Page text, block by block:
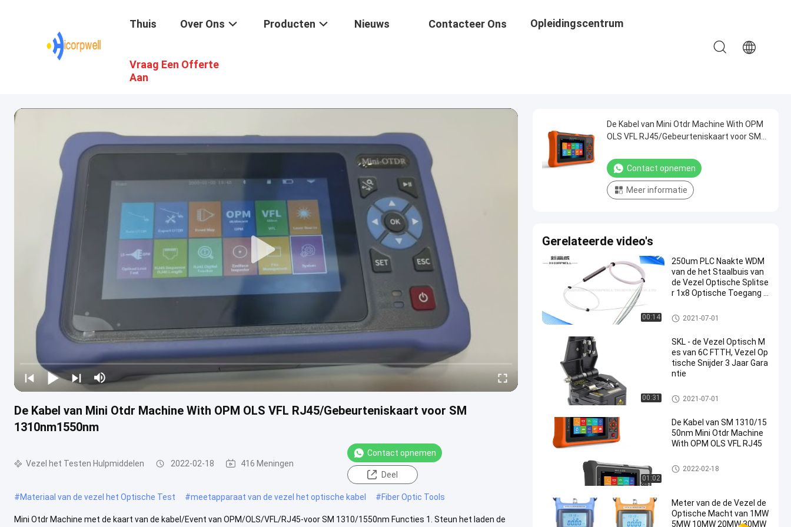
Thuis Over Ons Producten Nieuws Contacteer Ons Opleidingscentrum
Vraag Een Offerte
Aan
De Kabel van Mini Otdr Machine With OPM OLS VFL RJ45/Gebeurteniskaart voor SM
1310nm1550nm
Vezel het Testen Hulpmiddelen 2022-02-18 416 Meningen
Contact opnemen
Deel
#Materiaal van de vezel het Optische Test #meetapparaat van de vezel het optische kabel #Fiber Optic Tools
Mini Otdr Machine met de kaart van de kabel/Event van OPM/OLS/VFL/RJ45-voor SM 1310/1550nm Functies 1. Steun het laden de
De Kabel van Mini Otdr Machine With OPM
OLS VFL RJ45/Gebeurteniskaart voor SM
Contact opnemen
Meer informatie
Gerelateerde video's
00:14
250um PLC Naakte WDM
van de het Staalbuis van
de Vezel Optische Splitse
r 1x8 Optische Toegang 8
de uitrustingen van de vezelbe
ëindiging
2021-07-01
00:31
SKL - de Vezel Optisch M
es van 6C FTTH, Vezel Op
tische Snijder 3 Jaar Gara
ntie
Vezel het Testen Hulpmiddele
n
2021-07-01
01:02
De Kabel van SM 1310/15
50nm Mini Otdr Machine
With OPM OLS VFL RJ45
Vezel het Testen Hulpmiddele
n
2022-02-18
Meter van de de Vezel de
Optische Macht van 1MW
5MW 10MW 20MW 30MW